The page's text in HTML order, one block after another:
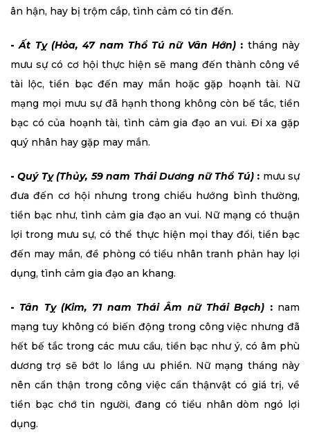
ân hận, hay bị trộm cắp, tình cảm có tin đến.
-Ất Tỵ (Hỏa, 47 nam Thổ Tú nữ Vân Hớn) : tháng này
mưu sự có cơ hội thực hiện sẽ mang đến thành công về
tài lộc, tiền bạc đến may mắn hoặc gặp hoạnh tài. Nữ
mạng mọi mưu sự đã hạnh thong không còn bế tắc, tiền
bạc có của hoạnh tài, tình cảm gia đạo an vui. Đi xa gặp
quý nhân hay gặp may mắn.
-Quý Tỵ (Thủy, 59 nam Thái Dương nữ Thổ Tú): mưu sự
đưa đến cơ hội nhưng trong chiều hướng bình thường,
tiền bạc như, tình cảm gia đạo an vui. Nữ mạng có thuận
lợi trong mưu sự, có thể thực hiện mọi thay đổi, tiền bạc
đến may mắn, đề phòng có tiểu nhân tranh phản hay lợi
dụng, tình cảm gia đạo an khang.
- Tân Tỵ (Kim, 71 nam Thái Âm nữ Thái Bạch) :nam
mạng tuy không có biến động trong công việc nhưng đã
hết bế tắc trong các mưu cầu, tiền bạc như ý, có âm phù
dương trợ sẽ bớt lo lắng ưu phiền. Nữ mạng tháng này
nên cẩn thận trong công việc cẩn thậnvật có giá trị, về
tiền bạc chớ tin người, đang có tiểu nhân dòm ngó lợi
dụng.